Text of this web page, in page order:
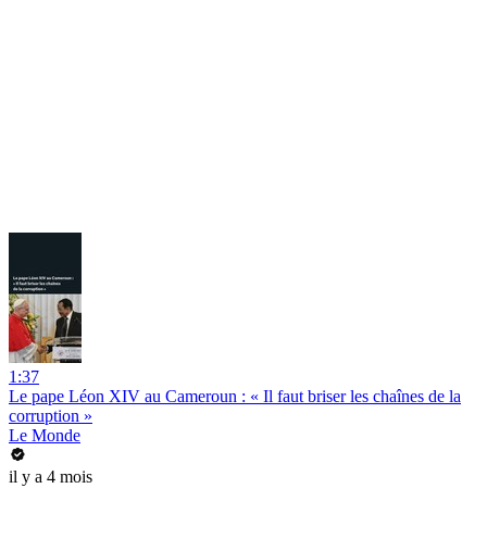
1:37
Le pape Léon XIV au Cameroun : « Il faut briser les chaînes de la
corruption »
Le Monde
il y a 4 mois